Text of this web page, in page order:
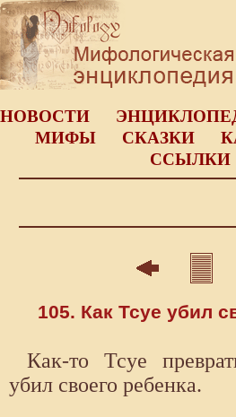
НОВОСТИ
МИФЫ
СКАЗКИ
ССЫЛКИ
105. Как Тсуе убил
Как-то Тсуе
убил своего ребенка.